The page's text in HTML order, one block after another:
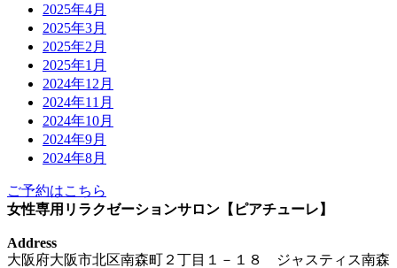
2025年4月
2025年3月
2025年2月
2025年1月
2024年12月
2024年11月
2024年10月
2024年9月
2024年8月
ご予約はこちら
女性専用リラクゼーションサロン【ピアチューレ】
Address
大阪府大阪市北区南森町２丁目１－１８ ジャスティス南森